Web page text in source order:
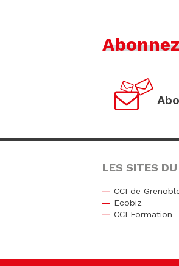
LES SITES
CCI de
Ecobiz
CCI Formation